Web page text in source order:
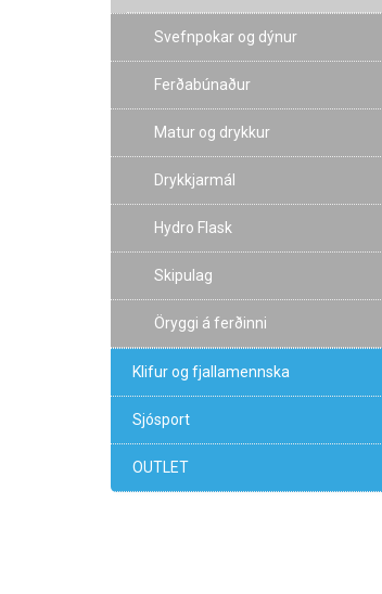
Svefnpokar og dýnur
Ferðabúnaður
Matur og drykkur
Drykkjarmál
Hydro Flask
Skipulag
Öryggi á ferðinni
Klifur og fjallamennska
Sjósport
OUTLET